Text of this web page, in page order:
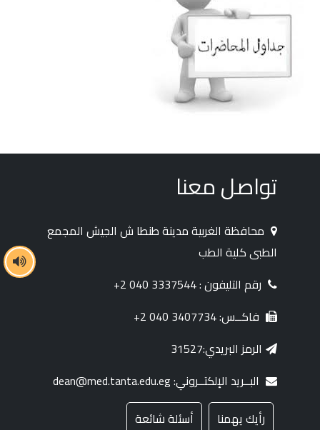
تواصل معنا
محافظة الغربية مدينة طنطا ش الجيش المجمع
الطبى كلية الطب
رقم التليفون : 3337544 040 2+
فاكــس: 3407734 040 2+
الرمز البريدي:31527
البــريد الإلكتــروني: dean@med.tanta.edu.eg
رأيك يهمنا
أسئلة شائعة